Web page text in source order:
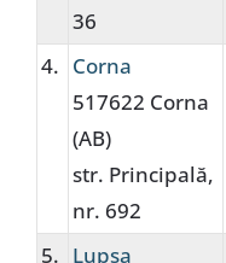
36
4. Corna
517622 Corna
(AB)
str. Principală,
nr. 692
5. Lupșa